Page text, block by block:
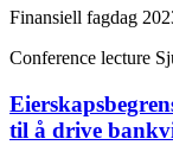
Finansiell fagdag
Conference lecture
til å drive